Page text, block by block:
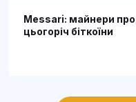
Messari: майнери
цьогоріч біткоїни